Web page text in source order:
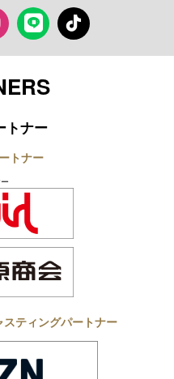
LINE TikTok
トナー
トナー
ティングパートナー